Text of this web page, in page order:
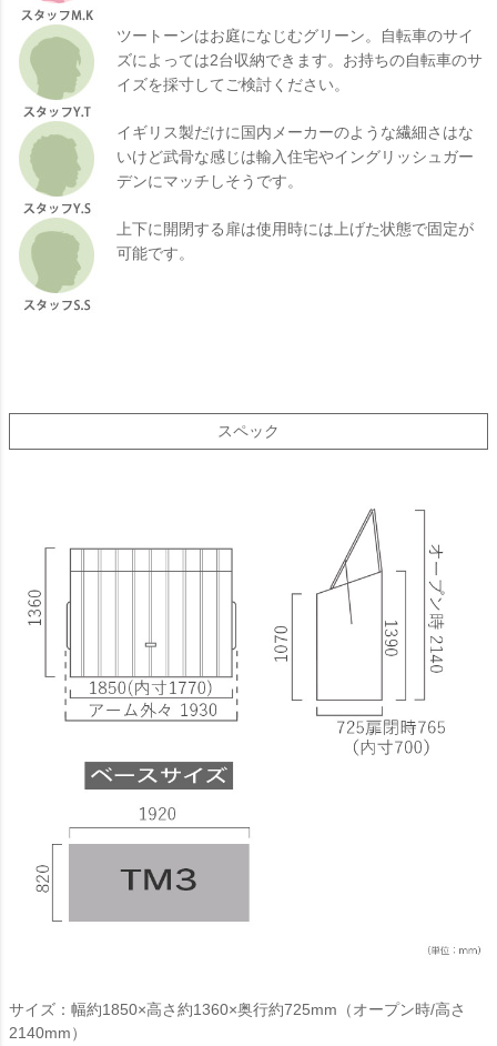
ツートーンはお庭になじむグリーン。自転車のサイ
ズによっては2台収納できます。お持ちの自転車のサ
イズを採寸してご検討ください。
イギリス製だけに国内メーカーのような繊細さはな
いけど武骨な感じは輸入住宅やイングリッシュガー
デンにマッチしそうです。
上下に開閉する扉は使用時には上げた状態で固定が
可能です。
スペック
サイズ：幅約1850×高さ約1360×奥行約725mm（オープン時/高さ
2140mm）